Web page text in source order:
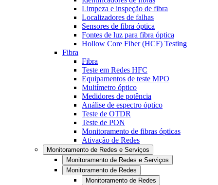
Limpeza e inspeção de fibra
Localizadores de falhas
Sensores de fibra óptica
Fontes de luz para fibra óptica
Hollow Core Fiber (HCF) Testing
Fibra
Fibra
Teste em Redes HFC
Equipamentos de teste MPO
Multímetro óptico
Medidores de potência
Análise de espectro óptico
Teste de OTDR
Teste de PON
Monitoramento de fibras ópticas
Ativação de Redes
Monitoramento de Redes e Serviços
Monitoramento de Redes e Serviços
Monitoramento de Redes
Monitoramento de Redes